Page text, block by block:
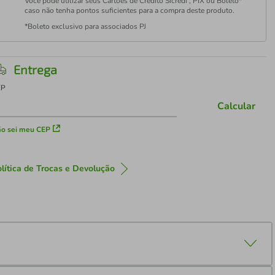
caso não tenha pontos suficientes para a compra deste produto.
*Boleto exclusivo para associados PJ
Entrega
sei meu CEP
Calcular
de Trocas e Devolução